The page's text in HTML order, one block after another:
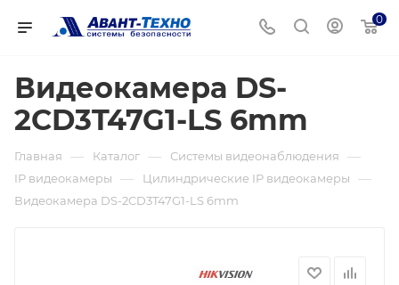
0
Видеокамера DS-
2CD3T47G1-LS 6mm
Главная — Каталог — Системы видеонаблюдения —
IP видеокамеры — Цилиндрические IP видеокамеры —
Видеокамера DS-2CD3T47G1-LS 6mm